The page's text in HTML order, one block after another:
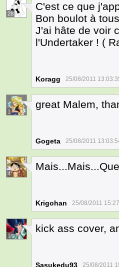
28
C'est ce que
Bon boulot à
J'ai hâte de voir
l'Undertaker ! (
Koragg 25/08/2011
1
great Malem,
Gogeta 25/08/2011
4
Krigohan 25/08/2011
1
kick ass cover,
Sasukedu93 25/08/2011